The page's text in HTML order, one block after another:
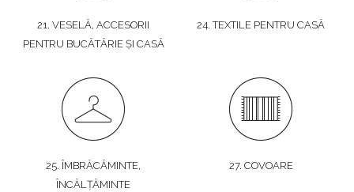
21. VESELĂ, ACCESORII
PENTRU BUCĂTĂRIE ȘI CASĂ
24. TEXTILE PENTRU CASĂ
25. ÎMBRĂCĂMINTE,
ÎNCĂLȚĂMINTE
27. COVOARE